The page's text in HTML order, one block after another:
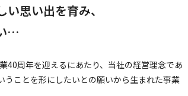
思い出を育み、
…
40周年を迎えるにあたり、当社の経営理念であ
うことを形にしたいとの願いから生まれた事業